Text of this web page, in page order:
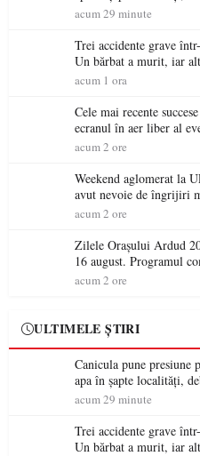
piscicolă la Lacul
acum 29 minute
Trei accidente grave
Un bărbat a murit, iar
acum 1 ora
Cele mai recente
ecranul în aer liber al
cinematografice Partium”
acum 2 ore
Weekend aglomerat la
avut nevoie de îngrijiri
acum 2 ore
Zilele Orașului Ardud
16 august. Programul
acum 2 ore
ULTIMELE ȘTIRI
Canicula pune presiune
apa în șapte localități,
piscicolă la Lacul
acum 29 minute
Trei accidente grave
Un bărbat a murit, iar